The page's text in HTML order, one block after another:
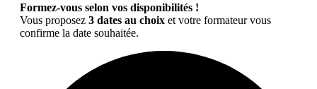
Formez-vous selon vos disponibilités !
Vous proposez 3 dates au choix et votre formateur vous
confirme la date souhaitée.